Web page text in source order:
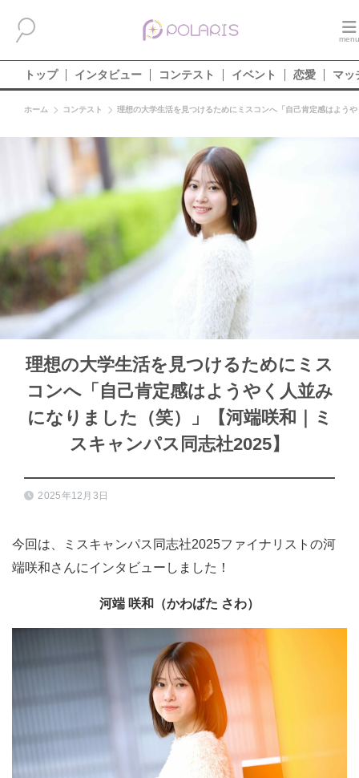
トップ インタビュー コンテスト イベント 恋愛 マッ
ホーム コンテスト 理想の大学生活を見つけるためにミスコンへ「自己肯定感はよう
理想の大学生活を見つけるためにミス
コンへ「自己肯定感はようやく人並み
になりました（笑）」【河端咲和｜ミ
スキャンパス同志社2025】
2025年12月3日
今回は、ミスキャンパス同志社2025ファイナリストの河
端咲和さんにインタビューしました！
河端 咲和（かわばた さわ）